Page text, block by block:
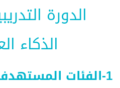
الدورة
الذكاء
1-الفئات المستهدفة: